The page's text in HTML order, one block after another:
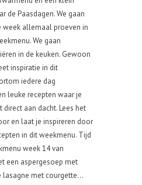
de Paasdagen. We gaan
week allemaal proeven in
We gaan
in de keuken. Gewoon
inspiratie in dit
iedere dag
leuke recepten waar je
direct aan dacht. Lees het
en laat je inspireren door
in dit weekmenu. Tijd
week 14 van
een aspergesoep met
lasagne met courgette...